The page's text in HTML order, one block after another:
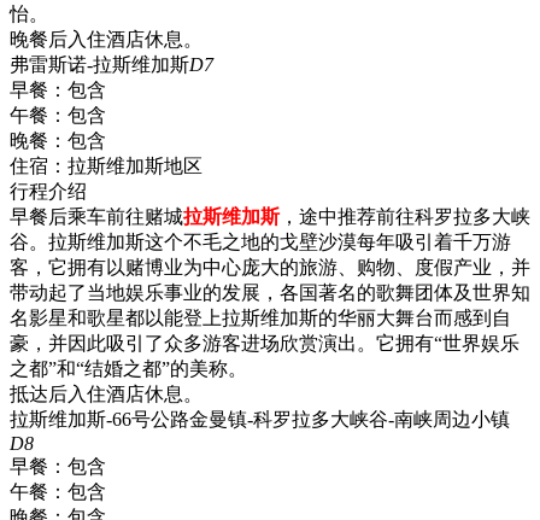
怡。
晚餐后入住酒店休息。
弗雷斯诺-拉斯维加斯D7
早餐： 包含
午餐： 包含
晚餐： 包含
住宿： 拉斯维加斯地区
行程介绍
早餐后乘车前往赌城拉斯维加斯，途中推荐前往科罗拉多大峡
谷。拉斯维加斯这个不毛之地的戈壁沙漠每年吸引着千万游
客，它拥有以赌博业为中心庞大的旅游、购物、度假产业，并
带动起了当地娱乐事业的发展，各国著名的歌舞团体及世界知
名影星和歌星都以能登上拉斯维加斯的华丽大舞台而感到自
豪，并因此吸引了众多游客进场欣赏演出。它拥有“世界娱乐
之都”和“结婚之都”的美称。
抵达后入住酒店休息。
拉斯维加斯-66号公路金曼镇-科罗拉多大峡谷-南峡周边小镇
D8
早餐： 包含
午餐： 包含